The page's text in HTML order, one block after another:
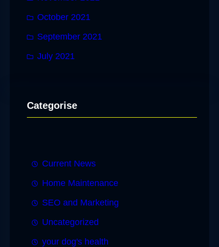
October 2021
September 2021
July 2021
Categorise
Current News
Home Maintenance
SEO and Marketing
Uncategorized
your dog's health